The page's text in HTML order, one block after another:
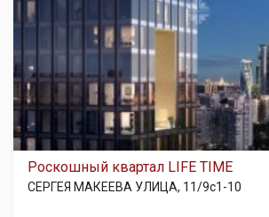
Роскошный квартал LIFE TIME
СЕРГЕЯ МАКЕЕВА УЛИЦА, 11/9с1-10